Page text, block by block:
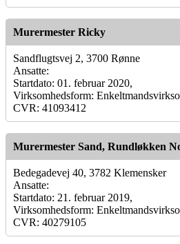
Murermester Ricky
Sandflugtsvej 2, 3700 Rønne
Ansatte:
Startdato: 01. februar 2020,
Virksomhedsform:
CVR: 41093412
Murermester Sand, Rundløkken
Bedegadevej 40, 3782 Klemensker
Ansatte:
Startdato: 21. februar 2019,
Virksomhedsform:
CVR: 40279105